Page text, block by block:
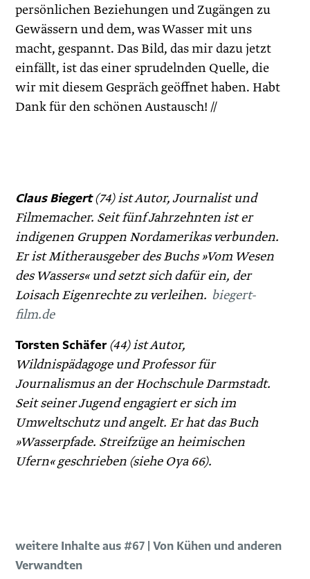
persönlichen Beziehungen und Zugängen zu
Gewässern und dem, was Wasser mit uns
macht, gespannt. Das Bild, das mir dazu jetzt
einfällt, ist das einer sprudelnden Quelle, die
wir mit diesem Gespräch geöffnet haben. Habt
Dank für den schönen Austausch! //
Claus Biegert(74) ist Autor, Journalist und
Filmemacher. Seit fünf Jahrzehnten ist er
indigenen Gruppen Nordamerikas verbunden.
Er ist Mitherausgeber des Buchs »Vom Wesen
des Wassers« und setzt sich dafür ein, der
Loisach Eigenrechte zu verleihen. biegert-
film.de
Torsten Schäfer(44) ist Autor,
Wildnispädagoge und Professor für
Journalismus an der Hochschule Darmstadt.
Seit seiner Jugend engagiert er sich im
Umweltschutz und angelt. Er hat das Buch
»Wasserpfade. Streifzüge an heimischen
Ufern« geschrieben (siehe Oya 66).
weitere Inhalte aus #67 | Von Kühen und anderen
Verwandten